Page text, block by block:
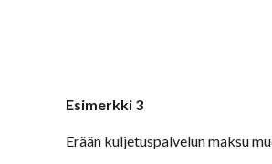
Esimerkki 3
Erään kuljetuspalvelun maksu